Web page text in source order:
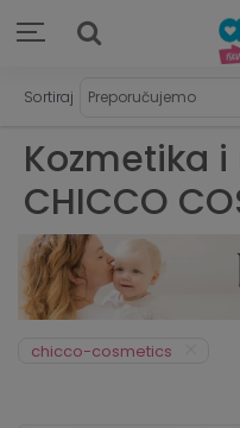
Kozmetika i
CHICCO
Sortiraj
chicco-cosmetics